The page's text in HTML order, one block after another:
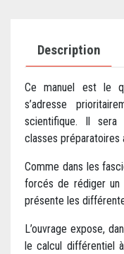
Description
Ce manuel est le
s’adresse
scientifique. Il sera
classes préparatoires
Comme dans les
forcés de rédiger un
présente les
L’ouvrage expose,
le calcul différentiel